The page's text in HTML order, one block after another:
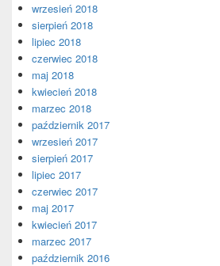
wrzesień 2018
sierpień 2018
lipiec 2018
czerwiec 2018
maj 2018
kwiecień 2018
marzec 2018
październik 2017
wrzesień 2017
sierpień 2017
lipiec 2017
czerwiec 2017
maj 2017
kwiecień 2017
marzec 2017
październik 2016